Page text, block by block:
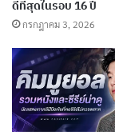
ดีที่สุดในรอบ 16 ปี
กรกฎาคม 3, 2026